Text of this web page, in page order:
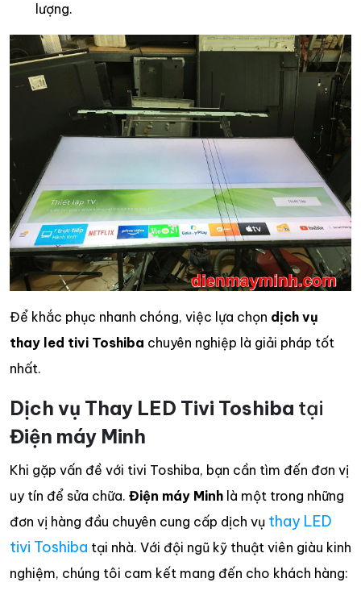
lượng.
Để khắc phục nhanh chóng, việc lựa chọn dịch vụ
thay led tivi Toshiba chuyên nghiệp là giải pháp tốt
nhất.
Dịch vụ Thay LED Tivi Toshiba tại
Điện máy Minh
Khi gặp vấn đề với tivi Toshiba, bạn cần tìm đến đơn vị
uy tín để sửa chữa. Điện máy Minh là một trong những
đơn vị hàng đầu chuyên cung cấp dịch vụ thay LED
tivi Toshiba tại nhà. Với đội ngũ kỹ thuật viên giàu kinh
nghiệm, chúng tôi cam kết mang đến cho khách hàng: